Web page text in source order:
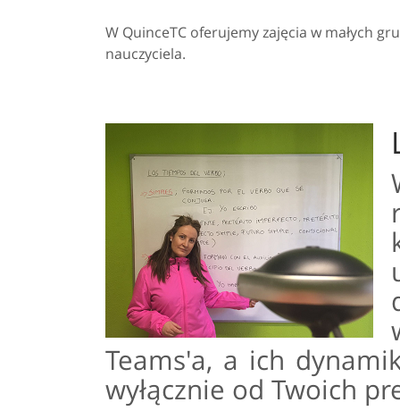
W QuinceTC oferujemy zajęcia w małych
nauczyciela.
Teams'a, a ich
wyłącznie od Twoich